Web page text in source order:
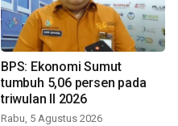
BPS: Ekonomi Sumut
tumbuh 5,06 persen pada
triwulan II 2026
Rabu, 5 Agustus 2026